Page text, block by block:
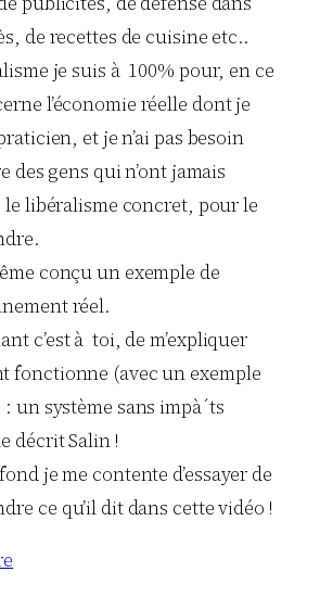
de recettes de cuisine etc..
je suis à 100% pour, en ce
l’économie réelle dont je
et je n’ai pas besoin
des gens qui n’ont jamais
libéralisme concret, pour le
conçu un exemple de
réel.
c’est à toi, de m’expliquer
fonctionne (avec un exemple
un système sans impà´ts
décrit Salin !
je me contente d’essayer de
ce qu’il dit dans cette vidéo !